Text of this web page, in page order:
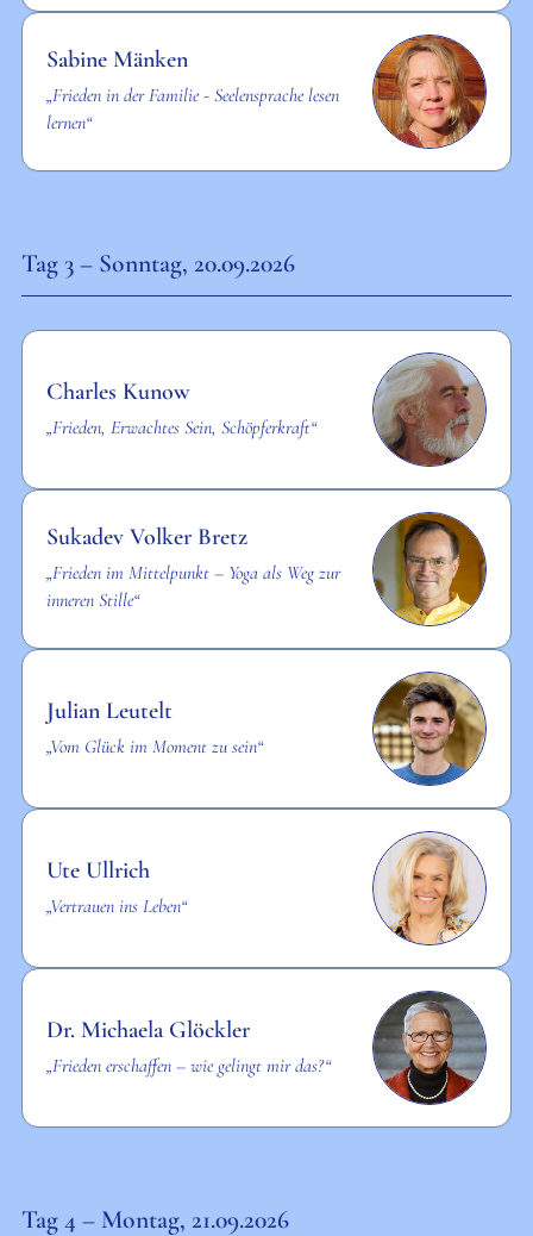
Sabine Mänken
„Frieden in der Familie - Seelensprache lesen
lernen“
Tag 3 – Sonntag, 20.09.2026
Charles Kunow
„Frieden, Erwachtes Sein, Schöpferkraft“
Sukadev Volker Bretz
„Frieden im Mittelpunkt – Yoga als Weg zur
inneren Stille“
Julian Leutelt
„Vom Glück im Moment zu sein“
Ute Ullrich
„Vertrauen ins Leben“
Dr. Michaela Glöckler
„Frieden erschaffen – wie gelingt mir das?“
Tag 4 – Montag, 21.09.2026